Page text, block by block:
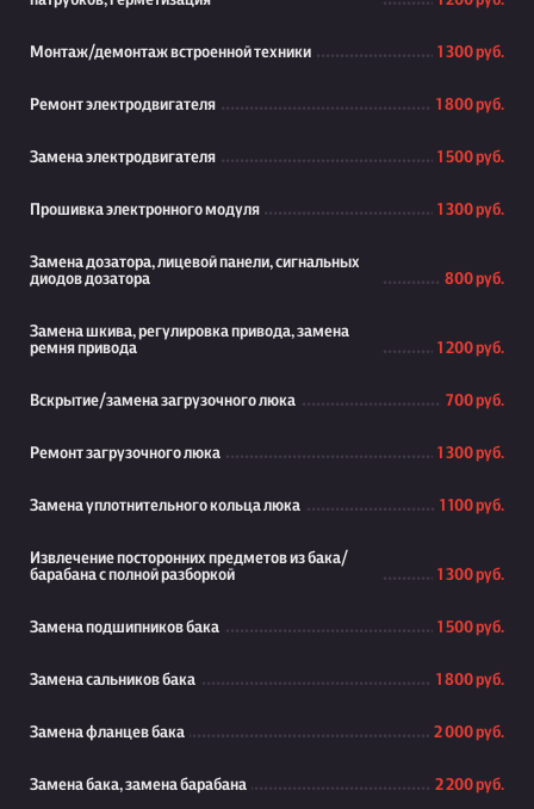
Монтаж/демонтаж встроенной техники 1 300 руб.
Ремонт электродвигателя 1 800 руб.
Замена электродвигателя 1 500 руб.
Прошивка электронного модуля 1 300 руб.
Замена дозатора, лицевой панели, сигнальных
диодов дозатора
800 руб.
Замена шкива, регулировка привода, замена
ремня привода
1 200 руб.
Вскрытие/замена загрузочного люка 700 руб.
Ремонт загрузочного люка 1 300 руб.
Замена уплотнительного кольца люка 1 100 руб.
Извлечение посторонних предметов из бака/
барабана с полной разборкой
1 300 руб.
Замена подшипников бака 1 500 руб.
Замена сальников бака 1 800 руб.
Замена фланцев бака 2 000 руб.
Замена бака, замена барабана 2 200 руб.